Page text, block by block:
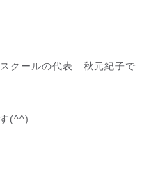
クールの代表 秋元紀子で
(^^)